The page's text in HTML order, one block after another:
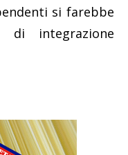
si farebbe
integrazione